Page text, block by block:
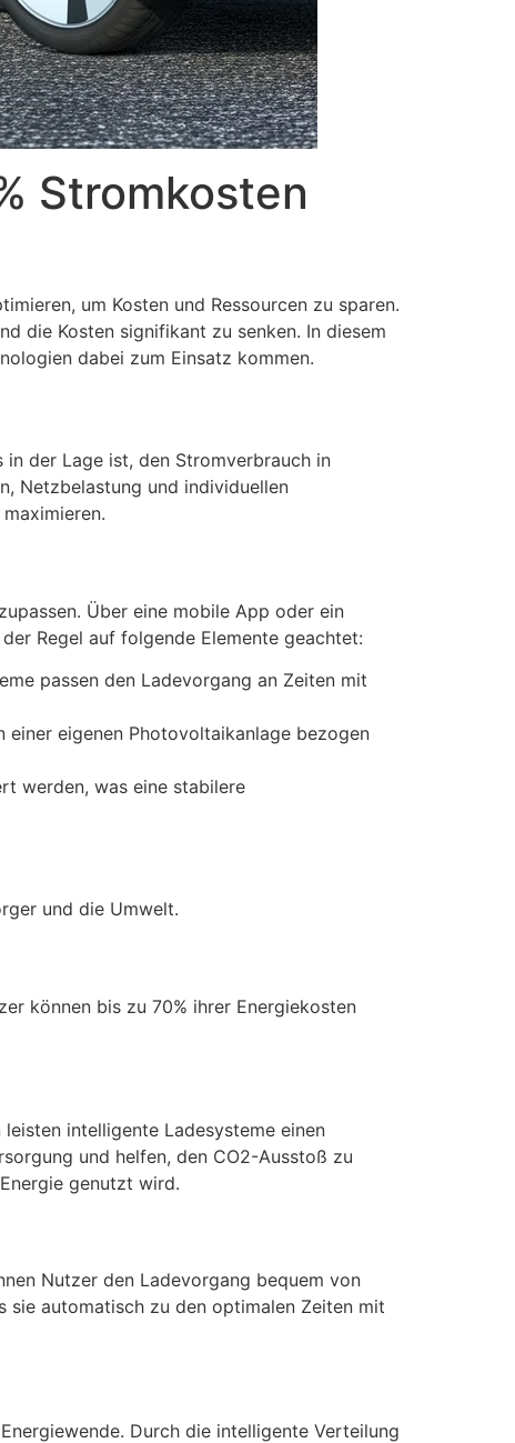
Stromkosten
um Kosten und Ressourcen zu sparen.
die Kosten signifikant zu senken. In diesem
dabei zum Einsatz kommen.
der Lage ist, den Stromverbrauch in
Netzbelastung und individuellen
Über eine mobile App oder ein
Regel auf folgende Elemente geachtet:
passen den Ladevorgang an Zeiten mit
eigenen Photovoltaikanlage bezogen
werden, was eine stabilere
und die Umwelt.
können bis zu 70% ihrer Energiekosten
intelligente Ladesysteme einen
und helfen, den CO2-Ausstoß zu
genutzt wird.
Nutzer den Ladevorgang bequem von
sie automatisch zu den optimalen Zeiten mit
Durch die intelligente Verteilung